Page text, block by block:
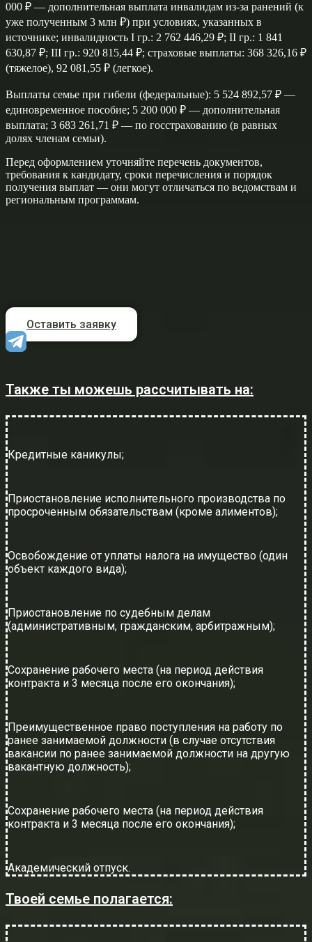
000 ₽ — дополнительная выплата инвалидам из‑за ранений (к
уже полученным 3 млн ₽) при условиях, указанных в
источнике; инвалидность I гр.: 2 762 446,29 ₽; II гр.: 1 841
630,87 ₽; III гр.: 920 815,44 ₽; страховые выплаты: 368 326,16 ₽
(тяжелое), 92 081,55 ₽ (легкое).
Выплаты семье при гибели (федеральные): 5 524 892,57 ₽ —
единовременное пособие; 5 200 000 ₽ — дополнительная
выплата; 3 683 261,71 ₽ — по госстрахованию (в равных
долях членам семьи).
Перед оформлением уточняйте перечень документов,
требования к кандидату, сроки перечисления и порядок
получения выплат — они могут отличаться по ведомствам и
региональным программам.
Оставить заявку
Также ты можешь рассчитывать на:
Кредитные каникулы;
Приостановление исполнительного производства по
просроченным обязательствам (кроме алиментов);
Освобождение от уплаты налога на имущество (один
объект каждого вида);
Приостановление по судебным делам
(административным, гражданским, арбитражным);
Сохранение рабочего места (на период действия
контракта и 3 месяца после его окончания);
Преимущественное право поступления на работу по
ранее занимаемой должности (в случае отсутствия
вакансии по ранее занимаемой должности на другую
вакантную должность);
Сохранение рабочего места (на период действия
контракта и 3 месяца после его окончания);
Академический отпуск.
Твоей семье полагается: